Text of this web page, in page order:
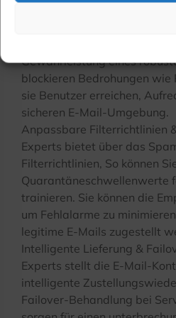
Experts erreicht a 99.9%+
Erkennungsrate, zertifiziert
Gewährleistung eines
blockieren Bedrohungen
sie Benutzer erreichen,
sicheren E-Mail-Umgebung.
Anpassbare Filterrichtlinien
Experts bietet über das
Filterrichtlinien, So können
Quarantäneschwellenwerte
trainieren. Sie können die
um Fehlalarme zu
legitime E-Mails zugestellt
Intelligente Lieferung &
Experts stellt die E-Mail-
intelligente
Failover-Behandlung bei